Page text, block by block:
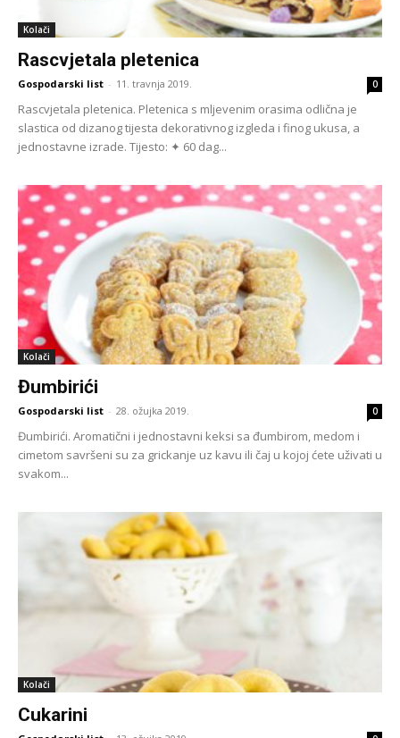
Kolači
Rascvjetala pletenica
Gospodarski list - 11. travnja 2019. 0
Rascvjetala pletenica. Pletenica s mljevenim orasima odlična je
slastica od dizanog tijesta dekorativnog izgleda i finog ukusa, a
jednostavne izrade. Tijesto: ✦ 60 dag...
Kolači
Đumbirići
Gospodarski list - 28. ožujka 2019. 0
Đumbirići. Aromatični i jednostavni keksi sa đumbirom, medom i
cimetom savršeni su za grickanje uz kavu ili čaj u kojoj ćete uživati u
svakom...
Kolači
Cukarini